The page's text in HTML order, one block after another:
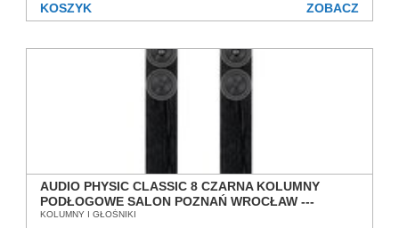
KOSZYK ZOBACZ
AUDIO PHYSIC CLASSIC 8 CZARNA KOLUMNY
PODŁOGOWE SALON POZNAŃ WROCŁAW ---
DOSTĘPNE OD RĘKI ---
KOLUMNY I GŁOŚNIKI